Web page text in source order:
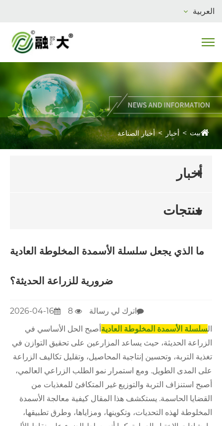
العربية
بيت أخبار أخبار الصناعة
أخبار
منتجات
ما الذي يجعل سلسلة الأسمدة المخلوطة العادية
ضرورية للزراعة الحديثة؟
2026-04-16
اترك لي رسالة
السلسلة الأسمدة المخلوطة العاديةأصبح الحل الأساسي في
الزراعة الحديثة، حيث يساعد المزارعين على تحقيق التوازن في
تغذية التربة، وتحسين إنتاجية المحاصيل، وتقليل تكاليف الزراعة
على المدى الطويل. ومع استمرار نمو الطلب الزراعي العالمي،
أصبح استنزاف التربة والتوزيع غير المتكافئ للمغذيات من
القضايا الحاسمة. يستكشف هذا المقال كيفية معالجة الأسمدة
المخلوطة لهذه التحديات، وتكوينها، ومزاياها، وطرق تطبيقها،